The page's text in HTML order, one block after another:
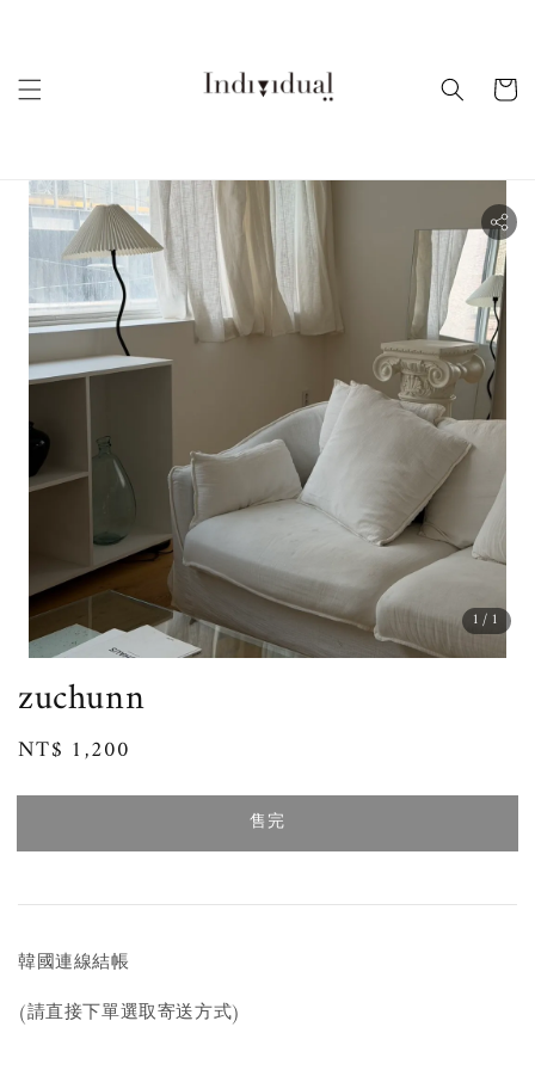
1/1
zuchunn
Regular
NT$ 1,200
售完
韓國連線結帳
(請直接下單選取寄送方式)